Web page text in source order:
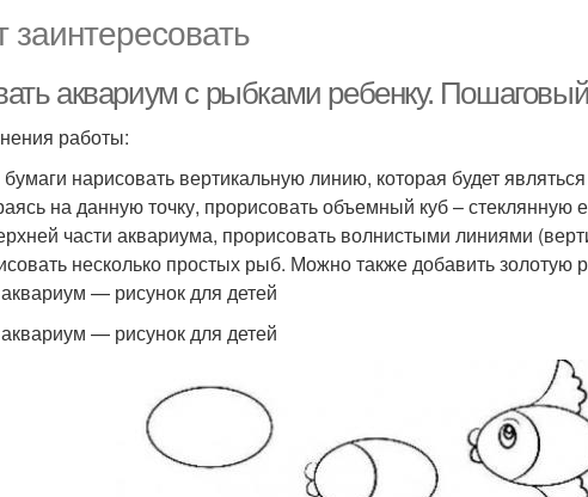
аквариум с рыбками ребенку.
работы:
нарисовать вертикальную линию, которая будет
на данную точку, прорисовать объемный куб – стеклянную
части аквариума, прорисовать волнистыми линиями
несколько простых рыб. Можно также добавить золотую
— рисунок для детей
— рисунок для детей